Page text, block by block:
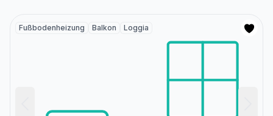
Fußbodenheizung Balkon Loggia